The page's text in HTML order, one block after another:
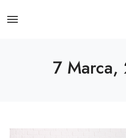
7 Marca,